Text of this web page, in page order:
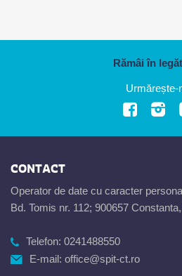
Rămâi în
Urmărește-
CONTACT
Operator de date cu caracter
Bd. Tomis nr. 112; 900657
Telefon: 0241488550
E-mail: office@spit-ct.ro